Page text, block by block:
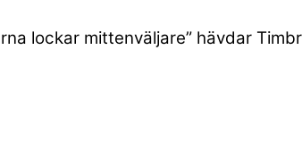
lockar mittenväljare” hävdar